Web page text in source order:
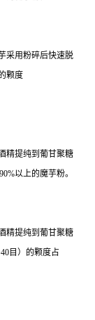
采用粉碎后快速脱
颗度
精提纯到葡甘聚糖
以上的魔芋粉。
精提纯到葡甘聚糖
目）的颗度占